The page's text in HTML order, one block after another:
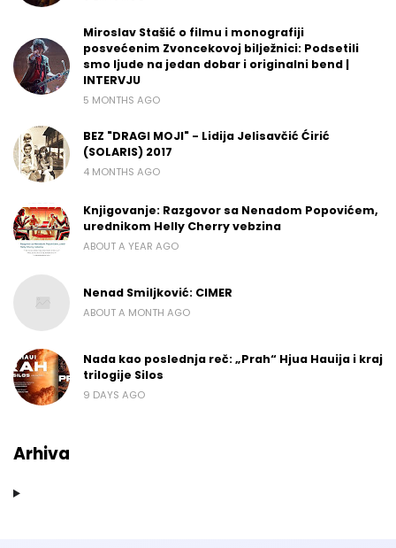
Miroslav Stašić o filmu i monografiji
posvećenim Zvoncekovoj bilježnici: Podsetili
smo ljude na jedan dobar i originalni bend |
INTERVJU
5 MONTHS AGO
BEZ "DRAGI MOJI" - Lidija Jelisavčić Ćirić
(SOLARIS) 2017
4 MONTHS AGO
Knjigovanje: Razgovor sa Nenadom Popovićem,
urednikom Helly Cherry vebzina
ABOUT A YEAR AGO
Nenad Smiljković: CIMER
ABOUT A MONTH AGO
Nada kao poslednja reč: „Prah“ Hjua Hauija i kraj
trilogije Silos
9 DAYS AGO
Arhiva